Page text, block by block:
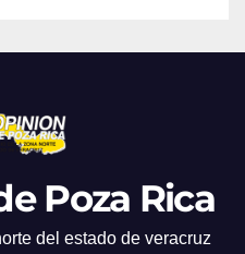
Poza Rica
del estado de veracruz